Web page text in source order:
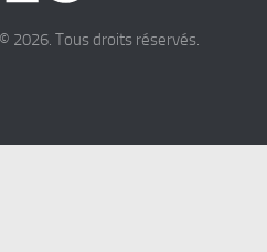
© 2026. Tous droits réservés.